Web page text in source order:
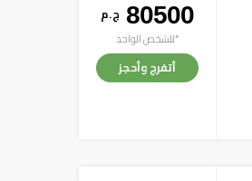
80500 ج . م
*للشخص الواحد
أتفرج وأحجز